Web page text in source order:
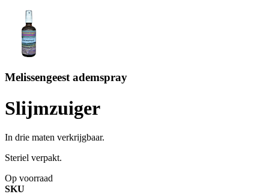
Melissengeest ademspray
Slijmzuiger
In drie maten verkrijgbaar.
Steriel verpakt.
Op voorraad
SKU